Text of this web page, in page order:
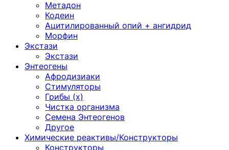
Метадон
Кодеин
Ацитилированный опий + ангидрид
Морфин
Экстази
Экстази
Энтеогены
Афродизиаки
Стимуляторы
Грибы (х)
Чистка организма
Семена Энтеогенов
Другое
Химические реактивы/Конструкторы
Конструкторы